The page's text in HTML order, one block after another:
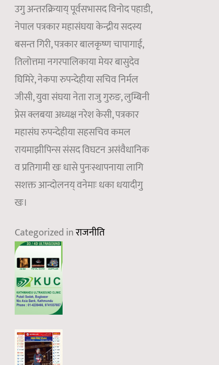
उगु अन्तरक्रियाय् पूर्वसभासद विनोद पहाडी,
नेपाल पत्रकार महासंघया केन्द्रीय सदस्य
बसन्त गिरी, पत्रकार बालकृष्ण चापागाई,
तिलोत्तमा नगरपालिकाया मेयर बासुदेव
घिमिरे, नेकपा रुपन्देहीया सचिव निर्मल
जीसी, युवा संघया नेता राजु गुरुङ, लुम्बिनी
प्रेस क्लबया अध्यक्ष नरेश केसी, पत्रकार
महासंघ रुपन्देहीया सहसचिव कमल
रायमाझीपिन्स संसद विघटन असंवैधानिक
व प्रतिगामी खः धासे पुनःस्थापनाया लागि
सशक्त आन्दोलनय् वनेमाः धका धयादीगु
खः।
Categorized inराजनीति